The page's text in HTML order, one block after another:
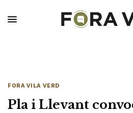
FORA VILA VERD
Pla i Llevant